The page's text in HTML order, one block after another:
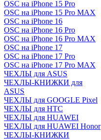
OSC на iPhone 15 Pro
OSC на iPhone 15 Pro MAX
OSC на iPhone 16
OSC на iPhone 16 Pro
OSC на iPhone 16 Pro MAX
OSC на iPhone 17
OSC на iPhone 17 Pro
OSC на iPhone 17 Pro MAX
ЧЕХЛЫ для ASUS
ЧЕХЛЫ-КНИЖКИ для
ASUS
ЧЕХЛЫ для GOOGLE Pixel
ЧЕХЛЫ для HTC
ЧЕХЛЫ для HUAWEI
ЧЕХЛЫ для HUAWEI Honor
ЧЕХЛЫ-КНИЖКИ